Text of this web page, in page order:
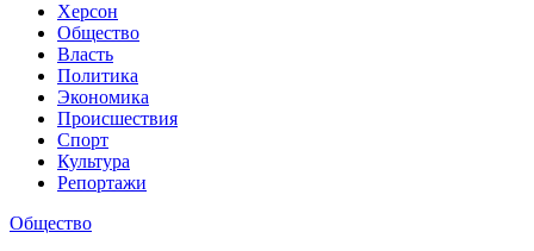
Херсон
Общество
Власть
Политика
Экономика
Происшествия
Спорт
Культура
Репортажи
Общество